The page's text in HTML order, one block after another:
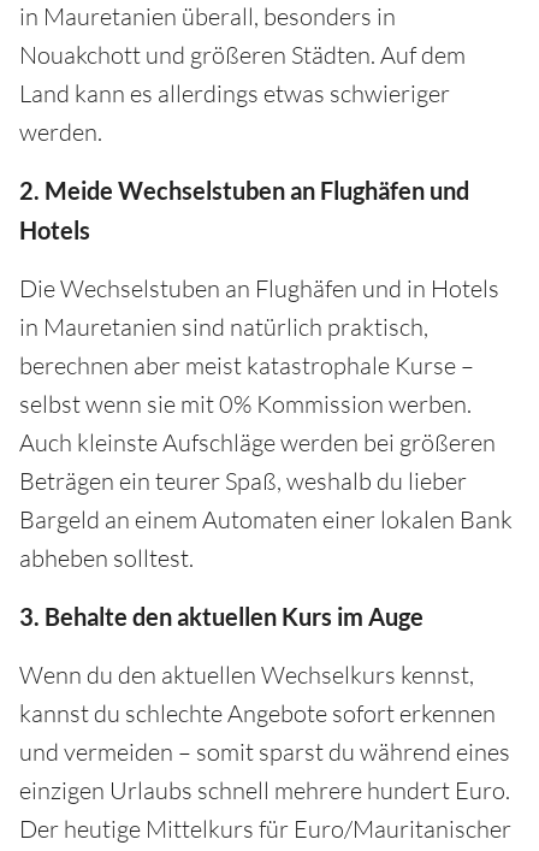
in Mauretanien überall, besonders in
Nouakchott und größeren Städten. Auf dem
Land kann es allerdings etwas schwieriger
werden.
2. Meide Wechselstuben an Flughäfen und
Hotels
Die Wechselstuben an Flughäfen und in Hotels
in Mauretanien sind natürlich praktisch,
berechnen aber meist katastrophale Kurse –
selbst wenn sie mit 0% Kommission werben.
Auch kleinste Aufschläge werden bei größeren
Beträgen ein teurer Spaß, weshalb du lieber
Bargeld an einem Automaten einer lokalen Bank
abheben solltest.
3. Behalte den aktuellen Kurs im Auge
Wenn du den aktuellen Wechselkurs kennst,
kannst du schlechte Angebote sofort erkennen
und vermeiden – somit sparst du während eines
einzigen Urlaubs schnell mehrere hundert Euro.
Der heutige Mittelkurs für Euro/Mauritanischer